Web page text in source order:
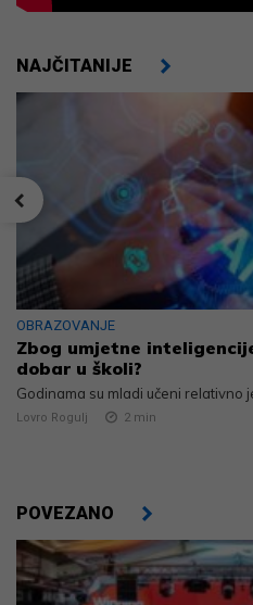
NAJČITANIJE
OBRAZOVANJE
Zbog umjetne
dobar u školi?
Godinama su mladi učeni relativno
Lovro Rogulj 2 min
POVEZANO